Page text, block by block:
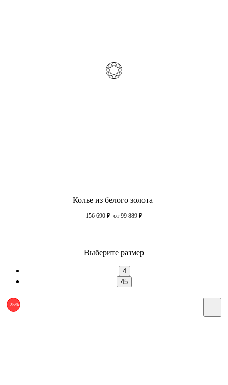
Колье из белого золота
156 690 ₽ от 99 889 ₽
Выберите размер
4
45
-25%